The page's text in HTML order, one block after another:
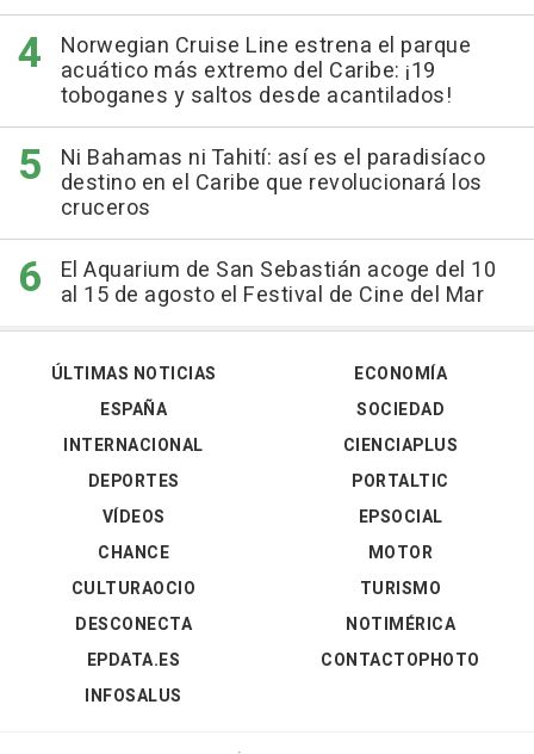
Norwegian Cruise Line estrena el parque
acuático más extremo del Caribe: ¡19
toboganes y saltos desde acantilados!
Ni Bahamas ni Tahití: así es el paradisíaco
destino en el Caribe que revolucionará los
cruceros
El Aquarium de San Sebastián acoge del 10
al 15 de agosto el Festival de Cine del Mar
ÚLTIMAS NOTICIAS
ESPAÑA
INTERNACIONAL
DEPORTES
VÍDEOS
ECONOMÍA
SOCIEDAD
CIENCIAPLUS
PORTALTIC
EPSOCIAL
CHANCE
CULTURAOCIO
DESCONECTA
EPDATA.ES
INFOSALUS
MOTOR
TURISMO
NOTIMÉRICA
CONTACTOPHOTO